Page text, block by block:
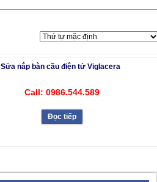
Sửa nắp bàn cầu điện tử Viglacera
Call: 0986.544.589
Đọc tiếp